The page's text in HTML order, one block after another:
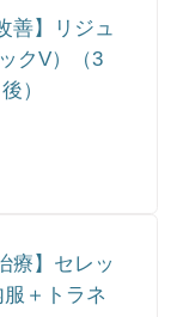
善】リジュ
クV）（3
）
療】セレッ
＋トラネ